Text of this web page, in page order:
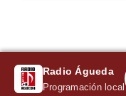
Radio Águeda
Programación local